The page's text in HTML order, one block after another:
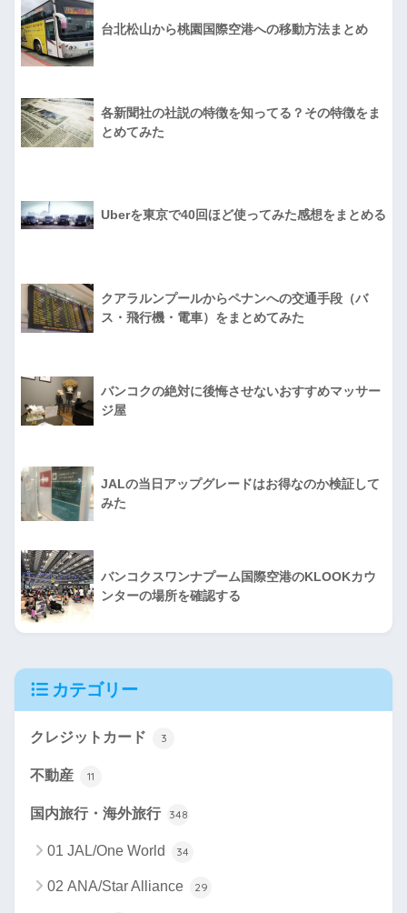
台北松山から桃園国際空港への移動方法まとめ
各新聞社の社説の特徴を知ってる？その特徴をま
とめてみた
Uberを東京で40回ほど使ってみた感想をまとめる
クアラルンプールからペナンへの交通手段（バ
ス・飛行機・電車）をまとめてみた
バンコクの絶対に後悔させないおすすめマッサー
ジ屋
JALの当日アップグレードはお得なのか検証して
みた
バンコクスワンナプーム国際空港のKLOOKカウ
ンターの場所を確認する
カテゴリー
クレジットカード 3
不動産 11
国内旅行・海外旅行 348
01 JAL/One World 34
02 ANA/Star Alliance 29